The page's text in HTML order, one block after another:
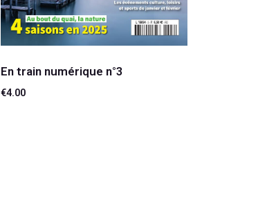
En train numérique n°3
€4.00